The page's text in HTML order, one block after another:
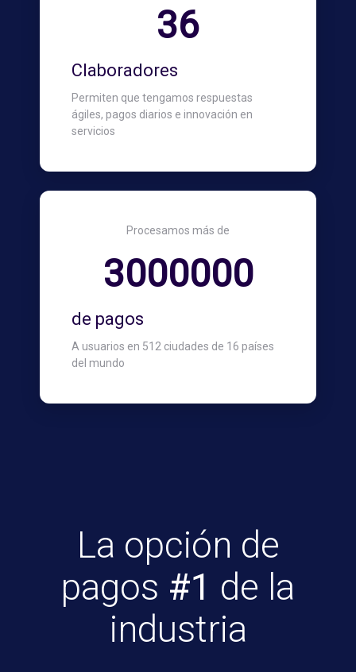
36
Claboradores
Permiten que tengamos respuestas
ágiles, pagos diarios e innovación en
servicios
Procesamos más de
3000000
de pagos
A usuarios en 512 ciudades de 16 países
del mundo
La opción de
pagos #1 de la
industria